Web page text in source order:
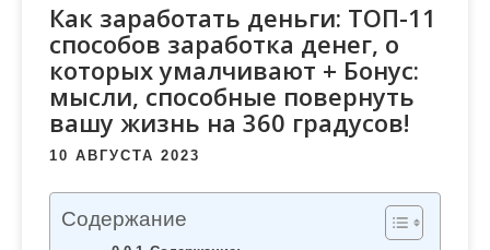
Как заработать деньги: ТОП-11
способов заработка денег, о
которых умалчивают + Бонус:
мысли, способные повернуть
вашу жизнь на 360 градусов!
10 АВГУСТА 2023
Содержание